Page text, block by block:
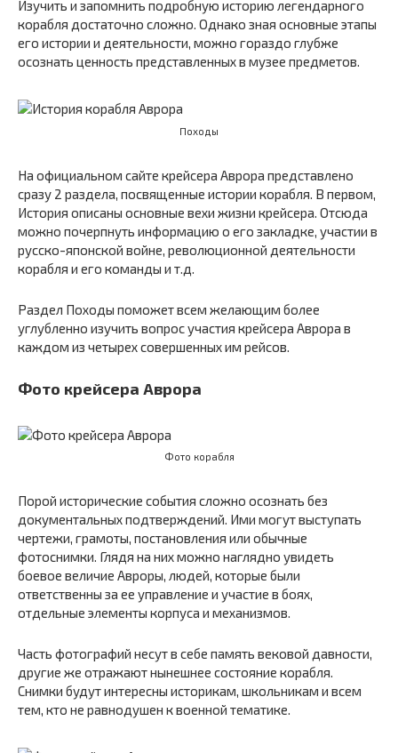
Изучить и запомнить подробную историю легендарного
корабля достаточно сложно. Однако зная основные этапы
его истории и деятельности, можно гораздо глубже
осознать ценность представленных в музее предметов.
Походы
На официальном сайте крейсера Аврора представлено
сразу 2 раздела, посвященные истории корабля. В первом,
История описаны основные вехи жизни крейсера. Отсюда
можно почерпнуть информацию о его закладке, участии в
русско-японской войне, революционной деятельности
корабля и его команды и т.д.
Раздел Походы поможет всем желающим более
углубленно изучить вопрос участия крейсера Аврора в
каждом из четырех совершенных им рейсов.
Фото крейсера Аврора
Фото корабля
Порой исторические события сложно осознать без
документальных подтверждений. Ими могут выступать
чертежи, грамоты, постановления или обычные
фотоснимки. Глядя на них можно наглядно увидеть
боевое величие Авроры, людей, которые были
ответственны за ее управление и участие в боях,
отдельные элементы корпуса и механизмов.
Часть фотографий несут в себе память вековой давности,
другие же отражают нынешнее состояние корабля.
Снимки будут интересны историкам, школьникам и всем
тем, кто не равнодушен к военной тематике.